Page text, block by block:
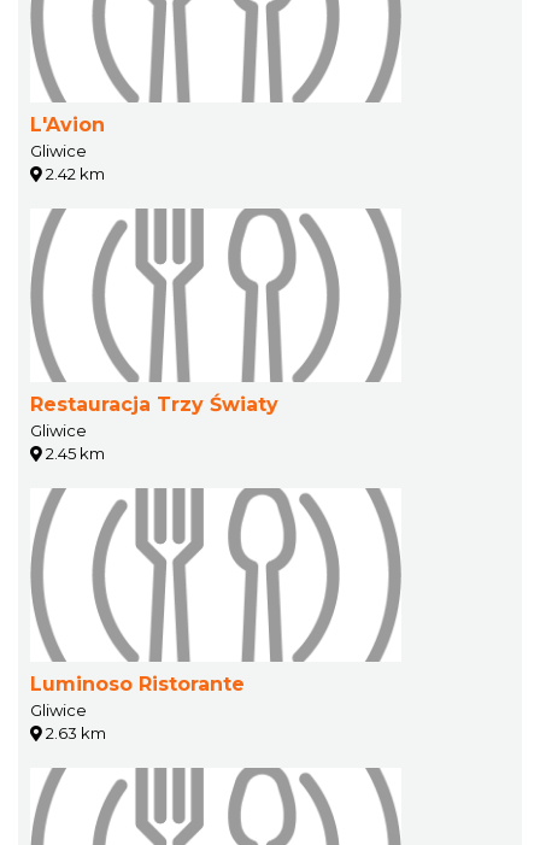
L'Avion
Gliwice
2.42 km
Restauracja Trzy Światy
Gliwice
2.45 km
Luminoso Ristorante
Gliwice
2.63 km